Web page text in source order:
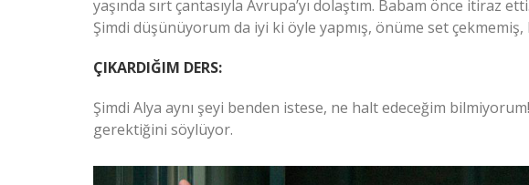
yaşında sırt çantasıyla Avrupa’yı dolaştım. Babam önce itiraz
Şimdi düşünüyorum da iyi ki öyle yapmış, önüme set
ÇIKARDIĞIM DERS:
Şimdi Alya aynı şeyi benden istese, ne halt edeceğim
gerektiğini söylüyor.